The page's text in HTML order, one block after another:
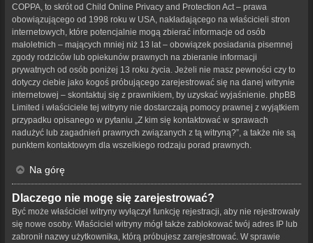
COPPA, to skrót od Child Online Privacy and Protection Act – prawa
obowiązującego od 1998 roku w USA, nakładającego na właścicieli stron
internetowych, które potencjalnie mogą zbierać informacje od osób
małoletnich – mających mniej niż 13 lat – obowiązek posiadania pisemnej
zgody rodziców lub opiekunów prawnych na zbieranie informacji
prywatnych od osób poniżej 13 roku życia. Jeżeli nie masz pewności czy to
dotyczy ciebie jako kogoś próbującego zarejestrować się na danej witrynie
internetowej – skontaktuj się z prawnikiem, by uzyskać wyjaśnienie. phpBB
Limited i właściciele tej witryny nie dostarczają pomocy prawnej z wyjątkiem
przypadku opisanego w pytaniu „Z kim się kontaktować w sprawach
nadużyć lub zagadnień prawnych związanych z tą witryną?”, a także nie są
punktem kontaktowym dla wszelkiego rodzaju porad prawnych.
Na górę
Dlaczego nie mogę się zarejestrować?
Być może właściciel witryny wyłączył funkcję rejestracji, aby nie rejestrowały
się nowe osoby. Właściciel witryny mógł także zablokować twój adres IP lub
zabronił nazwy użytkownika, którą próbujesz zarejestrować. W sprawie